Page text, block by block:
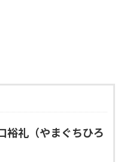
裕礼（やまぐちひろ